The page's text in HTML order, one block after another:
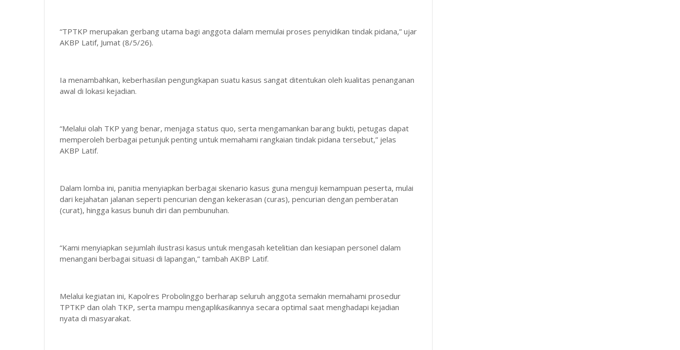
“TPTKP merupakan gerbang utama bagi anggota dalam memulai proses penyidikan tindak pidana,” ujar
AKBP Latif, Jumat (8/5/26).
Ia menambahkan, keberhasilan pengungkapan suatu kasus sangat ditentukan oleh kualitas penanganan
awal di lokasi kejadian.
“Melalui olah TKP yang benar, menjaga status quo, serta mengamankan barang bukti, petugas dapat
memperoleh berbagai petunjuk penting untuk memahami rangkaian tindak pidana tersebut,” jelas
AKBP Latif.
Dalam lomba ini, panitia menyiapkan berbagai skenario kasus guna menguji kemampuan peserta, mulai
dari kejahatan jalanan seperti pencurian dengan kekerasan (curas), pencurian dengan pemberatan
(curat), hingga kasus bunuh diri dan pembunuhan.
“Kami menyiapkan sejumlah ilustrasi kasus untuk mengasah ketelitian dan kesiapan personel dalam
menangani berbagai situasi di lapangan,” tambah AKBP Latif.
Melalui kegiatan ini, Kapolres Probolinggo berharap seluruh anggota semakin memahami prosedur
TPTKP dan olah TKP, serta mampu mengaplikasikannya secara optimal saat menghadapi kejadian
nyata di masyarakat.